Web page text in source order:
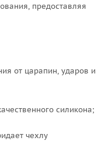
предоставляя
от царапин, ударов и
силикона;
чехлу